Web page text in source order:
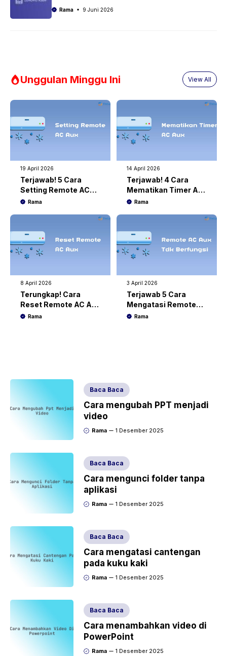
Rama 9 Juni 2026
Unggulan Minggu Ini View All
19 April 2026
Terjawab! 5 Cara
Setting Remote AC
Aux dengan Mudah
Rama
14 April 2026
Terjawab! 4 Cara
Mematikan Timer AC
Aux dengan Mudah
Rama
8 April 2026
Terungkap! Cara
Reset Remote AC Aux
dengan Mudah
Rama
3 April 2026
Terjawab 5 Cara
Mengatasi Remote
AC Aux Tidak
Rama
Baca Baca
Cara mengubah PPT menjadi
video
Rama 1 Desember 2025
Baca Baca
Cara mengunci folder tanpa
aplikasi
Rama 1 Desember 2025
Baca Baca
Cara mengatasi cantengan
pada kuku kaki
Rama 1 Desember 2025
Baca Baca
Cara menambahkan video di
PowerPoint
Rama 1 Desember 2025